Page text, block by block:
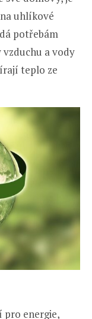
uhlíkové
potřebám
a vody
teplo ze
pro energie,